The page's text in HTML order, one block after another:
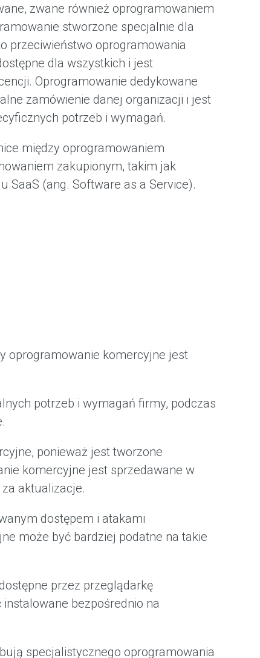
zwane również oprogramowaniem
stworzone specjalnie dla
przeciwieństwo oprogramowania
dla wszystkich i jest
Oprogramowanie dedykowane
zamówienie danej organizacji i jest
potrzeb i wymagań.
między oprogramowaniem
zakupionym, takim jak
SaaS (ang. Software as a Service).
oprogramowanie komercyjne jest
potrzeb i wymagań firmy, podczas
ponieważ jest tworzone
komercyjne jest sprzedawane w
aktualizacje.
dostępem i atakami
może być bardziej podatne na takie
przez przeglądarkę
bezpośrednio na
specjalistycznego oprogramowania